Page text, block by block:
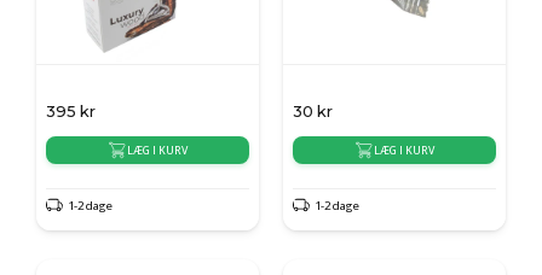
395 kr
LÆG I KURV
1-2 dage
30 kr
LÆG I KURV
1-2 dage